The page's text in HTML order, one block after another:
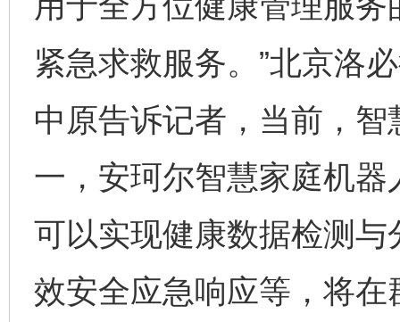
紧急求救服务。”北京洛
中原告诉记者，当前，
一，安珂尔智慧家庭机
可以实现健康数据检测
效安全应急响应等，将